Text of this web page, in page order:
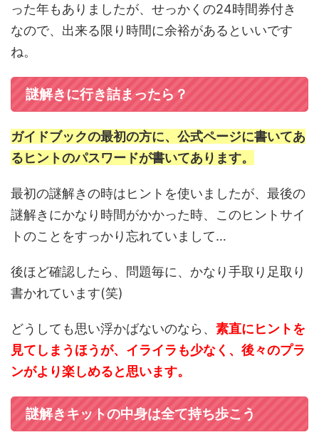
った年もありましたが、せっかくの24時間券付き
なので、出来る限り時間に余裕があるといいです
ね。
謎解きに行き詰まったら？
ガイドブックの最初の方に、公式ページに書いてあ
るヒントのパスワードが書いてあります。
最初の謎解きの時はヒントを使いましたが、最後の
謎解きにかなり時間がかかった時、このヒントサイ
トのことをすっかり忘れていまして…
後ほど確認したら、問題毎に、かなり手取り足取り
書かれています(笑)
どうしても思い浮かばないのなら、 素直にヒントを
見てしまうほうが、イライラも少なく、後々のプラ
ンがより楽しめると思います。
謎解きキットの中身は全て持ち歩こう